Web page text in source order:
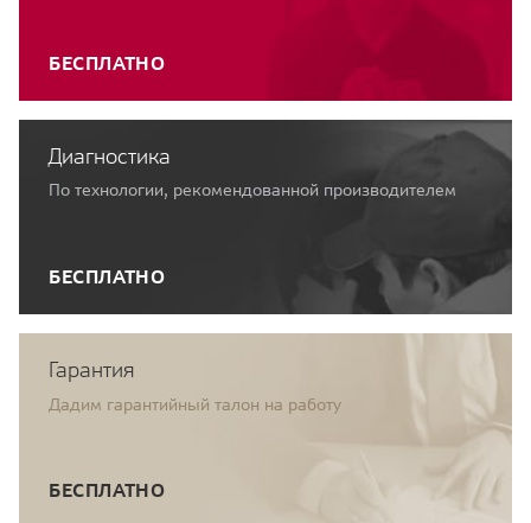
БЕСПЛАТНО
Диагностика
По технологии, рекомендованной производителем
БЕСПЛАТНО
Гарантия
Дадим гарантийный талон на работу
БЕСПЛАТНО